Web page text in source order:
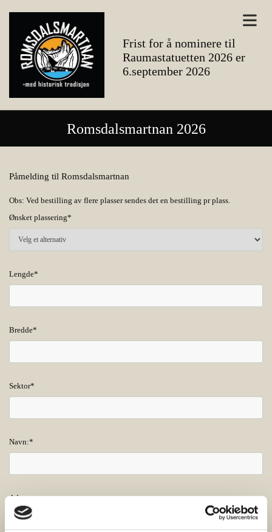
Frist for å nominere til
Raumastatuetten 2026 er
6.september 2026
Romsdalsmartnan 2026
Påmelding til Romsdalsmartnan
Obs: Ved bestilling av flere plasser sendes det en bestilling pr plass.
Ønsket plassering*
Lengde*
Bredde*
Sektor*
Navn:*
Adresse: